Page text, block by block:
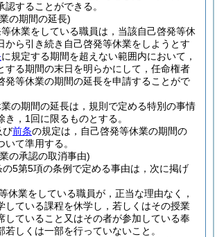
認することができる。
の期間の延長)
等休業をしている職員は，当該自己啓発等休
から引き続き自己啓発等休業をしようとす
に規定する期間を超えない範囲内において，
する期間の末日を明らかにして，任命権者
発等休業の期間の延長を申請することがで
の期間の延長は，規則で定める特別の事情
き，1回に限るものとする。
び前条の規定は，自己啓発等休業の期間の
て準用する。
の承認の取消事由)
の5第5項の条例で定める事由は，次に掲げ
休業をしている職員が，正当な理由なく，
している課程を休学し，若しくはその授業
していること又はその者が参加している奉
若しくは一部を行っていないこと。